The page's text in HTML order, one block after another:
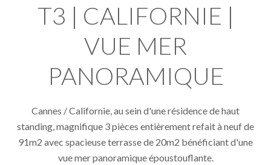
T3 | CALIFORNIE |
VUE MER
PANORAMIQUE
Cannes / Californie, au sein d'une résidence de haut
standing, magnifique 3 pièces entièrement refait à neuf de
91m2 avec spacieuse terrasse de 20m2 bénéficiant d'une
vue mer panoramique époustouflante.